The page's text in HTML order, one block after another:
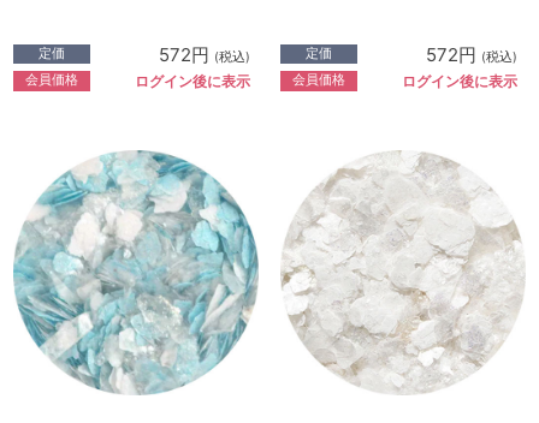
定価 572円 (税込)
会員価格 ログイン後に表示
定価 572円 (税込)
会員価格 ログイン後に表示